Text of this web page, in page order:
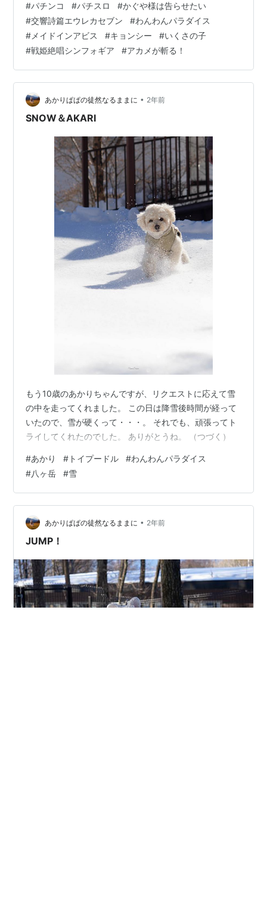
め PAF.かぐや様は告らせたい まずはかぐや様 スマスロ
が話題ですが、パチンコの甘デジも出ます スペック 大当
たり確率：１/９９.９ → １/２５.３ RUSH突入率：約４
３％ RUSH継続率：約８０％ 振り分け 特図１ ９R確変
(ST２０回 +…
#パチンコ #パチスロ #かぐや様は告らせたい
#交響詩篇エウレカセブン #わんわんパラダイス
# メイドインアビス #キョンシー #いくさの子
#戦姫絶唱シンフォギア #アカメが斬る！
あかりぱぱの徒然なるままに • 2年前
SNOW＆AKARI
もう10歳のあかりちゃんですが、リクエストに応えて雪
の中を走ってくれました。 この日は降雪後時間が経って
いたので、雪が硬くって・・・。 それでも、頑張ってト
ライしてくれたのでした。 ありがとうね。 （つづく）
#あかり # トイプードル #わんわんパラダイス
#八ヶ岳 #雪
あかりぱぱの徒然なるままに • 2年前
JUMP！